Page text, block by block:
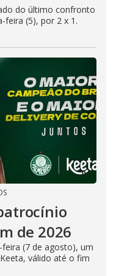
do último confronto
feira (5), por 2 x 1.
de 2026
(7 de agosto), um
válido até o fim